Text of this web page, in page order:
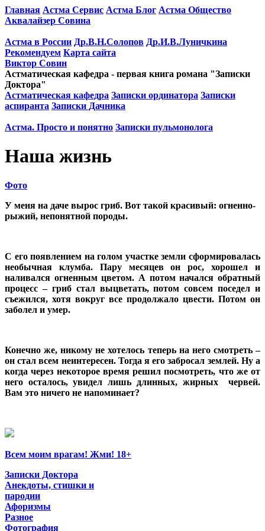
Главная Астма Сервис Астма Блог Астма Общество
Аквалайзер Совина
Астма в России Др.В.Н.Солопов Др.И.В.Луничкина
Рекомендуем Карта сайта
Виктор Совин
Астматическая кафедра - первая книга романа "Записки
Доктора"
Астматическая кафедра Записки ординатора Записки
аспиранта Записки Дачника
Астма. Просто и понятно Записки пульмонолога
Наша жизнь
Фото
У меня на даче вырос гриб. Вот такой красивый: огненно-
рыжий, непонятной породы.
С его появлением на голом участке земли сформировалась
необычная клумба. Пару месяцев он рос, хорошел и
наливался огненным цветом. А потом начался обратный
процесс – гриб стал выцветать, потом совсем поседел и
съежился, хотя вокруг все продолжало цвести. Потом он
заболел и умер.
Конечно же, никому не хотелось теперь на него смотреть –
он стал всем неинтересен. Тогда я его забросал землей. Ну а
когда через некоторое время решил посмотреть, что же от
него осталось, увидел лишь длинных, жирных червей.
Вам это ничего не напоминает?
Всем моим врагам! Жми! 18+
Записки Доктора
Анекдоты, стишки и
пародии
Афоризмы
Разное
Фотография